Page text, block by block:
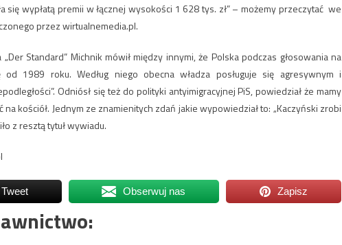
się wypłatą premii w łącznej wysokości 1 628 tys. zł” – możemy przeczytać we
przez wirtualnemedia.pl.
Standard” Michnik mówił między innymi, że Polska podczas głosowania na
od 1989 roku. Według niego obecna władza posługuje się agresywnym i
Odniósł się też do polityki antyimigracyjnej PiS, powiedział że mamy
kościół. Jednym ze znamienitych zdań jakie wypowiedział to: „Kaczyński zrobi
z resztą tytuł wywiadu.
Tweet Obserwuj nas Zapisz